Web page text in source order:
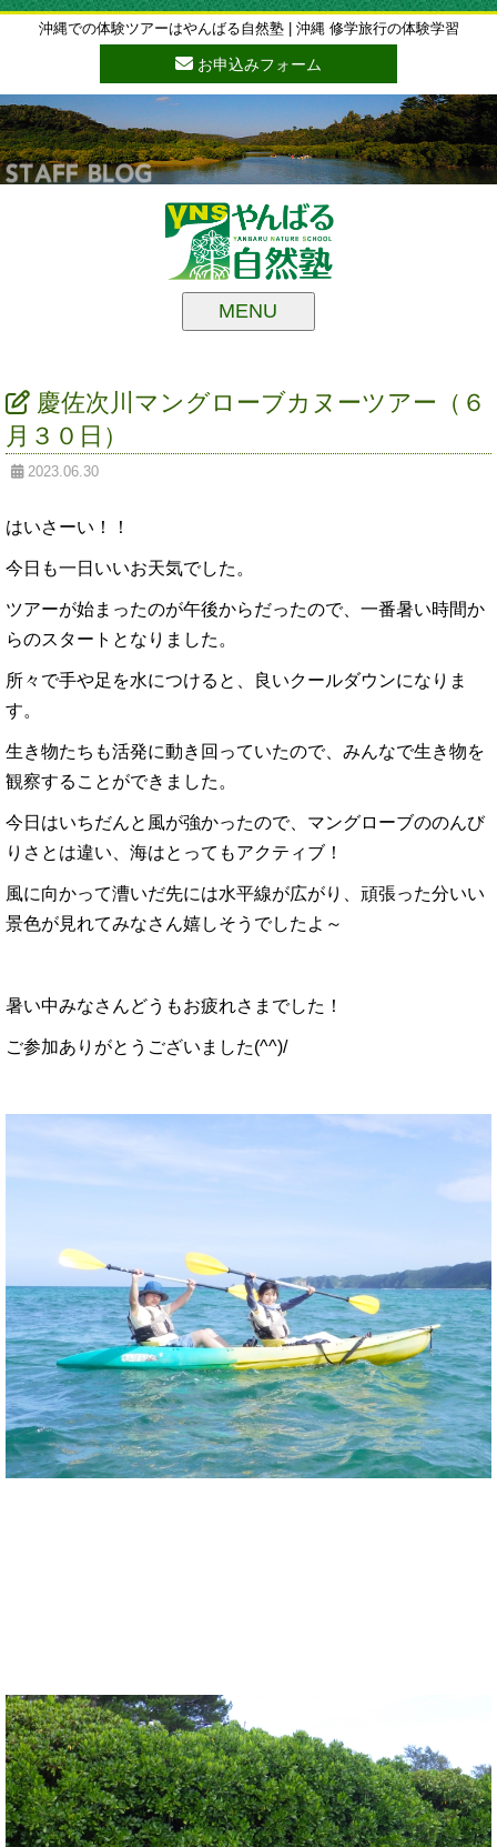
沖縄での体験ツアーはやんばる自然塾 | 沖縄 修学旅行の体験学習
お申込みフォーム
MENU
慶佐次川マングローブカヌーツアー（６
月３０日）
2023.06.30
はいさーい！！
今日も一日いいお天気でした。
ツアーが始まったのが午後からだったので、一番暑い時間か
らのスタートとなりました。
所々で手や足を水につけると、良いクールダウンになりま
す。
生き物たちも活発に動き回っていたので、みんなで生き物を
観察することができました。
今日はいちだんと風が強かったので、マングローブののんび
りさとは違い、海はとってもアクティブ！
風に向かって漕いだ先には水平線が広がり、頑張った分いい
景色が見れてみなさん嬉しそうでしたよ～
暑い中みなさんどうもお疲れさまでした！
ご参加ありがとうございました(^^)/